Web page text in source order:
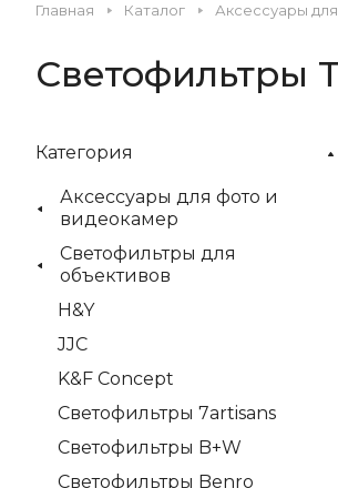
Главная Каталог Аксессуары
Светофильтры
Категория
Аксессуары для фото и
видеокамер
Светофильтры для
объективов
H&Y
JJC
K&F Concept
Светофильтры 7artisans
Светофильтры B+W
Светофильтры Benro